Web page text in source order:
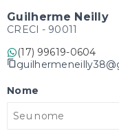
Guilherme Neilly
CRECI - 90011
(17) 99619-0604
Nome